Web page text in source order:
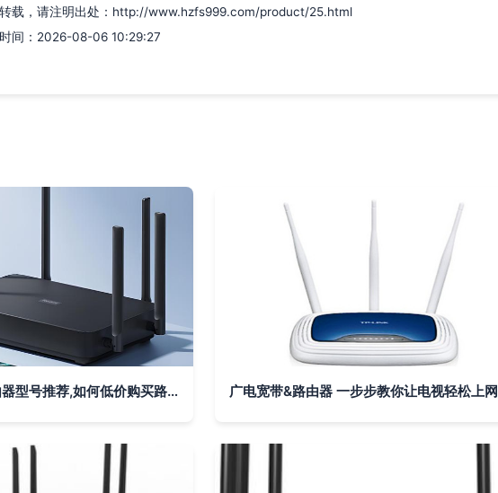
载，请注明出处：http://www.hzfs999.com/product/25.html
间：2026-08-06 10:29:27
路由器选购攻略:路由器型号推荐,如何低价购买路由器! - 广电宽带&路由器 一步步教你让电视轻松上网